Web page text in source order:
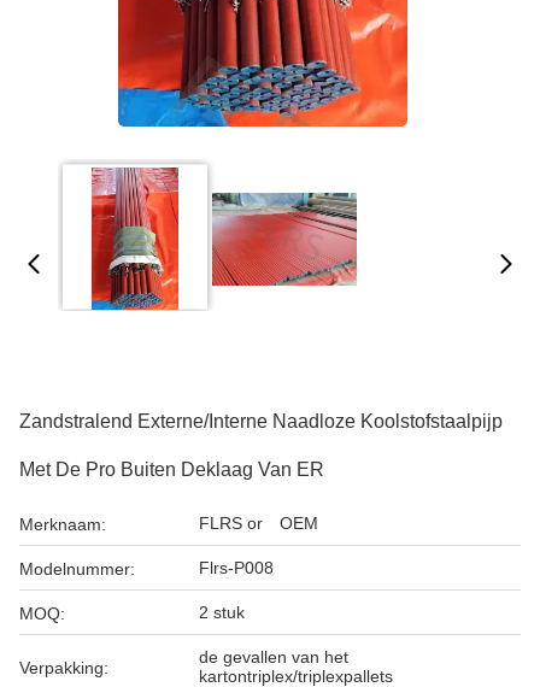
Zandstralend Externe/Interne Naadloze Koolstofstaalpijp
Met De Pro Buiten Deklaag Van ER
Merknaam: FLRS or OEM
Modelnummer: Flrs-P008
MOQ: 2 stuk
Verpakking:
de gevallen van het
kartontriplex/triplexpallets